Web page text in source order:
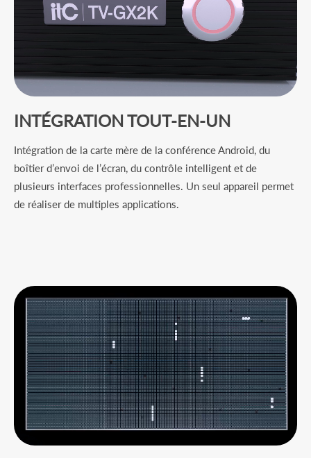
INTÉGRATION TOUT-EN-UN
Intégration de la carte mère de la conférence Android, du
boîtier d’envoi de l’écran, du contrôle intelligent et de
plusieurs interfaces professionnelles. Un seul appareil permet
de réaliser de multiples applications.